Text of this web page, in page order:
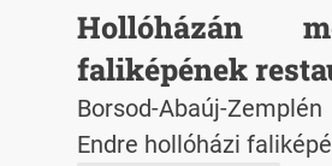
Hollóházán
faliképének
Borsod-Abaúj-
Endre hollóházi